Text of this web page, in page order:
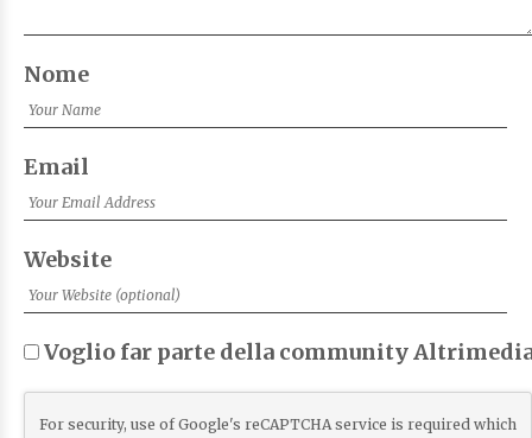
Nome
Email
Website
Voglio far parte della community
For security, use of Google's reCAPTCHA service is required which